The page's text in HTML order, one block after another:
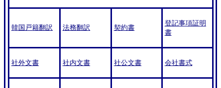
韓国戸籍翻訳 法務翻訳 契約書
登記事項証明
書
社外文書 社内文書 社公文書 会社書式